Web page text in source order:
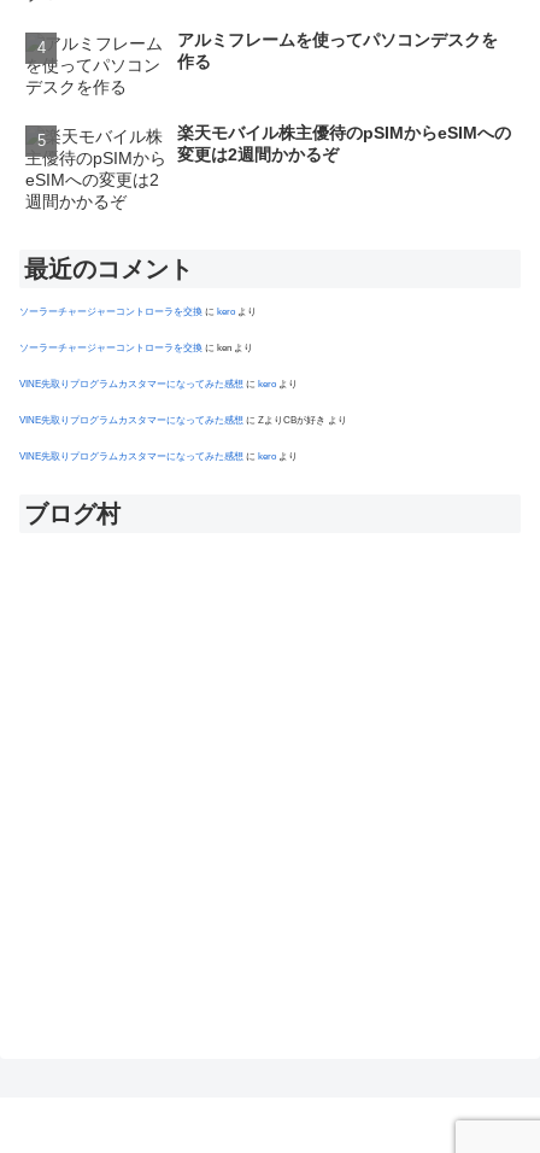
アルミフレームを使ってパソコンデスクを
作る
楽天モバイル株主優待のpSIMからeSIMへの
変更は2週間かかるぞ
最近のコメント
ソーラーチャージャーコントローラを交換 に kero より
ソーラーチャージャーコントローラを交換 に ken より
VINE先取りプログラムカスタマーになってみた感想 に kero より
VINE先取りプログラムカスタマーになってみた感想 に ZよりCBが好き より
VINE先取りプログラムカスタマーになってみた感想 に kero より
ブログ村